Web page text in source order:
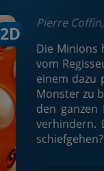
2D
Pierre
Die Minions
vom
einem dazu
Monster zu
den
verhindern.